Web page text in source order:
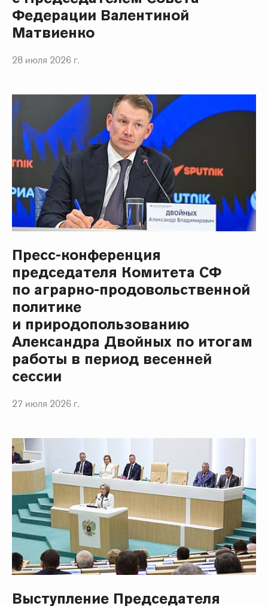
Федерации Валентиной
Матвиенко
28 июля 2026 г.
Пресс-конференция
председателя Комитета СФ
по аграрно-продовольственной
политике
и природопользованию
Александра Двойных по итогам
работы в период весенней
сессии
27 июля 2026 г.
Выступление Председателя